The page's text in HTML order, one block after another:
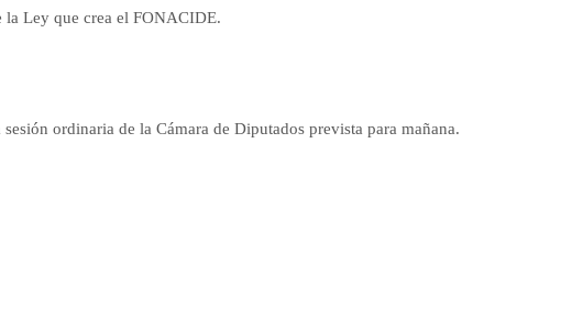
la Ley que crea el FONACIDE.
ordinaria de la Cámara de Diputados prevista para mañana.